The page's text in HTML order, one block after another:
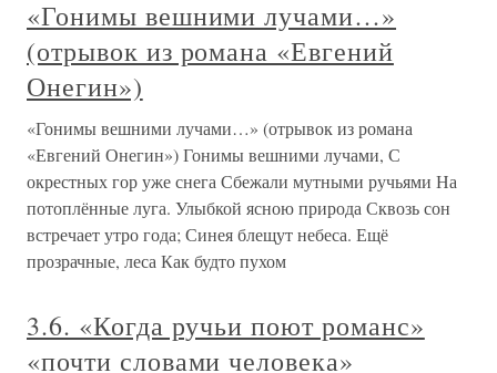
«Гонимы вешними лучами…»
(отрывок из романа «Евгений
Онегин»)
«Гонимы вешними лучами…» (отрывок из романа
«Евгений Онегин») Гонимы вешними лучами, С
окрестных гор уже снега Сбежали мутными ручьями На
потоплённые луга. Улыбкой ясною природа Сквозь сон
встречает утро года; Синея блещут небеса. Ещё
прозрачные, леса Как будто пухом
3.6. «Когда ручьи поют романс»
«почти словами человека»